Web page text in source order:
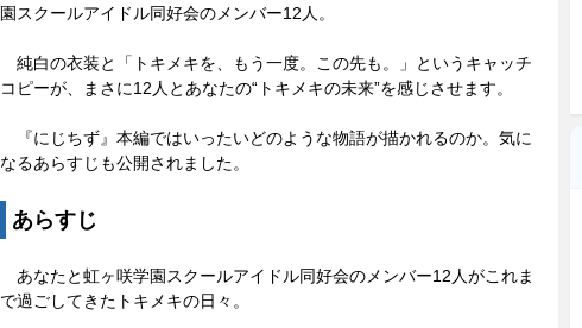
園スクールアイドル同好会のメンバー12人。
純白の衣装と「トキメキを、もう一度。この先も。」というキャッチ
コピーが、まさに12人とあなたの“トキメキの未来”を感じさせます。
『にじちず』本編ではいったいどのような物語が描かれるのか。気に
なるあらすじも公開されました。
あらすじ
あなたと虹ヶ咲学園スクールアイドル同好会のメンバー12人がこれま
で過ごしてきたトキメキの日々。